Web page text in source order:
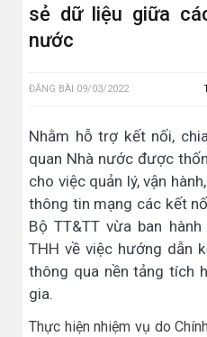
sẻ dữ liệu giữa
nước
ĐĂNG BÀI 09/03/2022
Nhằm hỗ trợ kết nối,
quan Nhà nước được
cho việc quản lý, vận
thông tin mạng các kết
Bộ TT&TT vừa ban
THH về việc hướng dẫn
thông qua nền tảng tích
gia.
Thực hiện nhiệm vụ do